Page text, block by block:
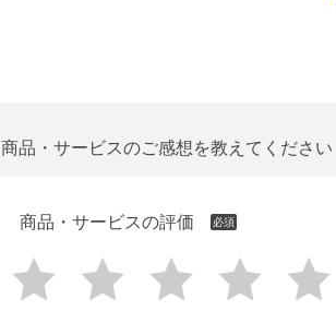
商品・サービスのご感想を教えてください
商品・サービスの評価